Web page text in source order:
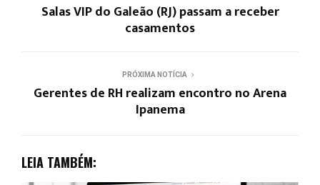
Salas VIP do Galeão (RJ) passam a receber
casamentos
PRÓXIMA NOTÍCIA
Gerentes de RH realizam encontro no Arena
Ipanema
LEIA TAMBÉM: